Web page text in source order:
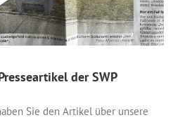
der SWP
Sie den Artikel über unsere